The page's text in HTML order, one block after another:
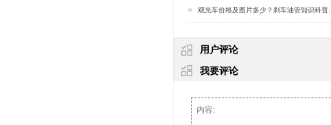
观光车价格及图片多少？刹车油管知识科普「专菱」…
用户评论
我要评论